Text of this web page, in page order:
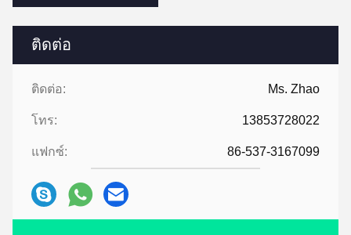
ติดต่อ
ติดต่อ: Ms. Zhao
โทร: 13853728022
แฟกซ์: 86-537-3167099